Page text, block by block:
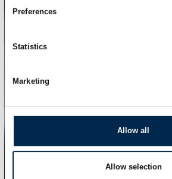
Preferences
Statistics
Marketing
Allow all
Allow selection